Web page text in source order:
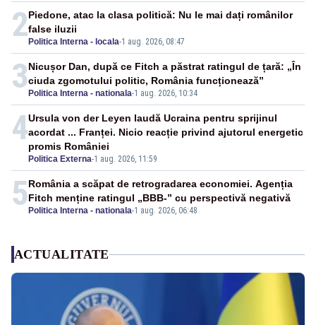
2 Politica Interna - locala-1 aug. 2026, 08:47
Piedone, atac la clasa politică: Nu le mai dați românilor
false iluzii
3 Politica Interna - nationala-1 aug. 2026, 10:34
Nicușor Dan, după ce Fitch a păstrat ratingul de țară: „În
ciuda zgomotului politic, România funcționează”
4
Politica Externa-1 aug. 2026, 11:59
Ursula von der Leyen laudă Ucraina pentru sprijinul
acordat ... Franței. Nicio reacție privind ajutorul energetic
promis României
5 Politica Interna - nationala-1 aug. 2026, 06:48
România a scăpat de retrogradarea economiei. Agenția
Fitch menține ratingul „BBB-” cu perspectivă negativă
ACTUALITATE